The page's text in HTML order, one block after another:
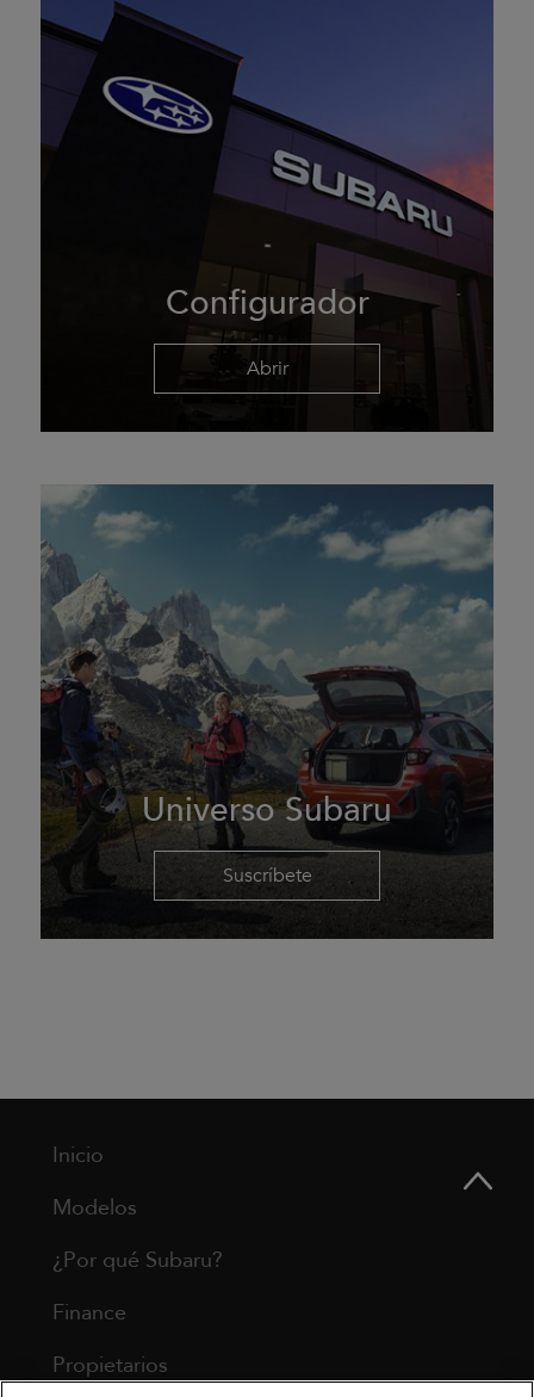
Configurador
Abrir
Universo Subaru
Suscríbete
Inicio
Modelos
¿Por qué Subaru?
Finance
Propietarios